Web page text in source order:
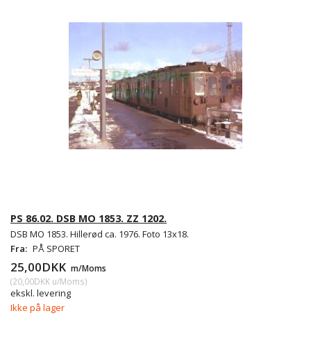
PS 86.02. DSB MO 1853. ZZ 1202.
DSB MO 1853. Hillerød ca. 1976. Foto 13x18.
Fra: PÅ SPORET
25,00DKK m/Moms
(20,00DKK u/Moms)
ekskl. levering
Ikke på lager